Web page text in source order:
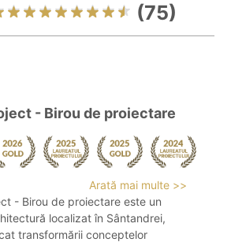
(75)
- Birou de proiectare
Arată mai multe >>
- Birou de proiectare este un
localizat în Sântandrei,
transformării conceptelor